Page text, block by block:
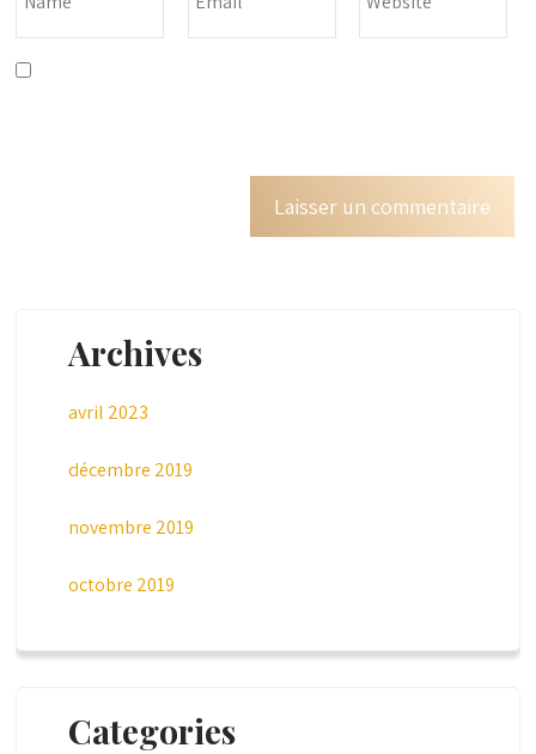
Archives
avril 2023
décembre 2019
novembre 2019
octobre 2019
Categories